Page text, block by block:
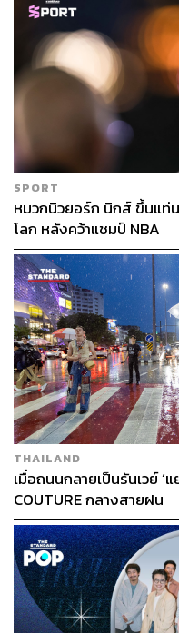
SPORT
หมวกนิวยอร์ก นิกส์ ขึ้นแท่
โลก หลังคว้าแชมป์ NBA
THAILAND
เมื่อถนนกลายเป็นรันเวย์ ‘
COUTURE กลางสายฝน